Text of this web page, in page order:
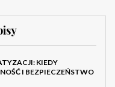
KIEDY
I BEZPIECZEŃSTWO